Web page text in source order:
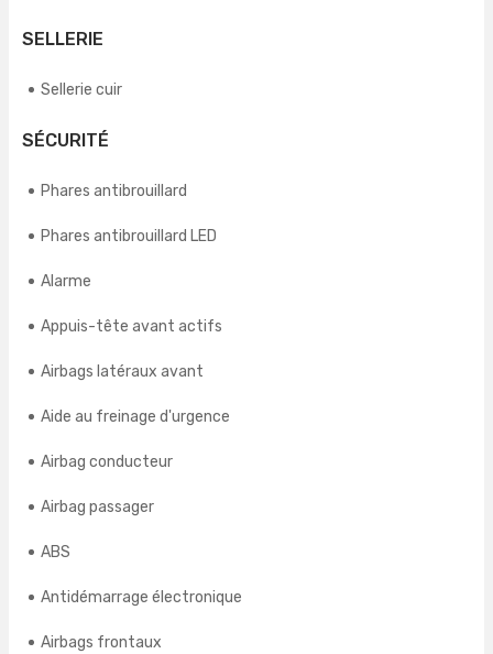
SELLERIE
Sellerie cuir
SÉCURITÉ
Phares antibrouillard
Phares antibrouillard LED
Alarme
Appuis-tête avant actifs
Airbags latéraux avant
Aide au freinage d'urgence
Airbag conducteur
Airbag passager
ABS
Antidémarrage électronique
Airbags frontaux